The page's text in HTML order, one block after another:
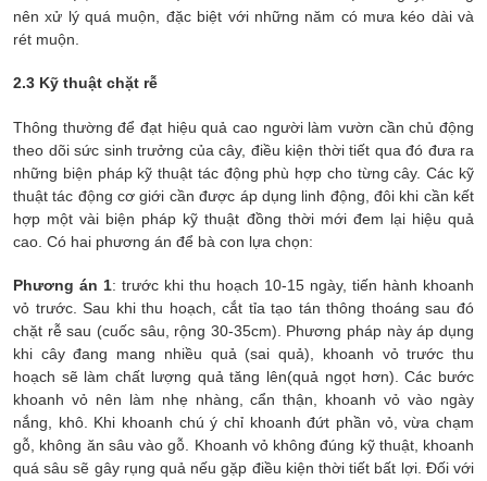
nên xử lý quá muộn, đặc biệt với những năm có mưa kéo dài và
rét muộn.
2.3 Kỹ thuật chặt rễ
Thông thường để đạt hiệu quả cao người làm vườn cần chủ động
theo dõi sức sinh trưởng của cây, điều kiện thời tiết qua đó đưa ra
những biện pháp kỹ thuật tác động phù hợp cho từng cây. Các kỹ
thuật tác động cơ giới cần được áp dụng linh động, đôi khi cần kết
hợp một vài biện pháp kỹ thuật đồng thời mới đem lại hiệu quả
cao. Có hai phương án để bà con lựa chọn:
Phương án 1: trước khi thu hoạch 10-15 ngày, tiến hành khoanh
vỏ trước. Sau khi thu hoạch, cắt tỉa tạo tán thông thoáng sau đó
chặt rễ sau (cuốc sâu, rộng 30-35cm). Phương pháp này áp dụng
khi cây đang mang nhiều quả (sai quả), khoanh vỏ trước thu
hoạch sẽ làm chất lượng quả tăng lên(quả ngọt hơn). Các bước
khoanh vỏ nên làm nhẹ nhàng, cẩn thận, khoanh vỏ vào ngày
nắng, khô. Khi khoanh chú ý chỉ khoanh đứt phần vỏ, vừa chạm
gỗ, không ăn sâu vào gỗ. Khoanh vỏ không đúng kỹ thuật, khoanh
quá sâu sẽ gây rụng quả nếu gặp điều kiện thời tiết bất lợi. Đối với